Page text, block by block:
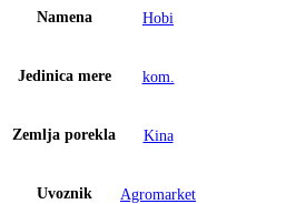
Namena Hobi
Jedinica mere kom.
Zemlja porekla Kina
Uvoznik Agromarket